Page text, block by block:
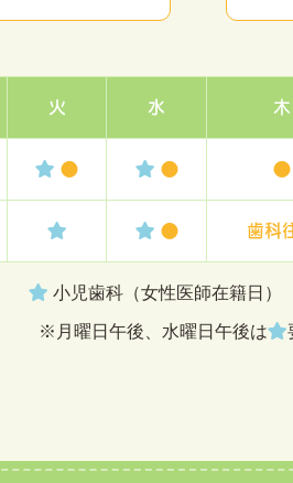
火 水 木
● ● ●
● 歯科
小児歯科（女性医師在籍日）
※月曜日午後、水曜日午後は